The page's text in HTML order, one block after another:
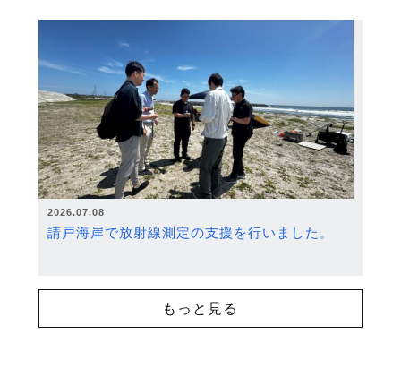
2026.07.08
請戸海岸で放射線測定の支援を行いました。
もっと見る